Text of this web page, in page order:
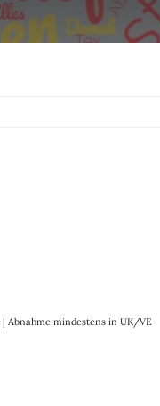
Abnahme mindestens in UK/VE